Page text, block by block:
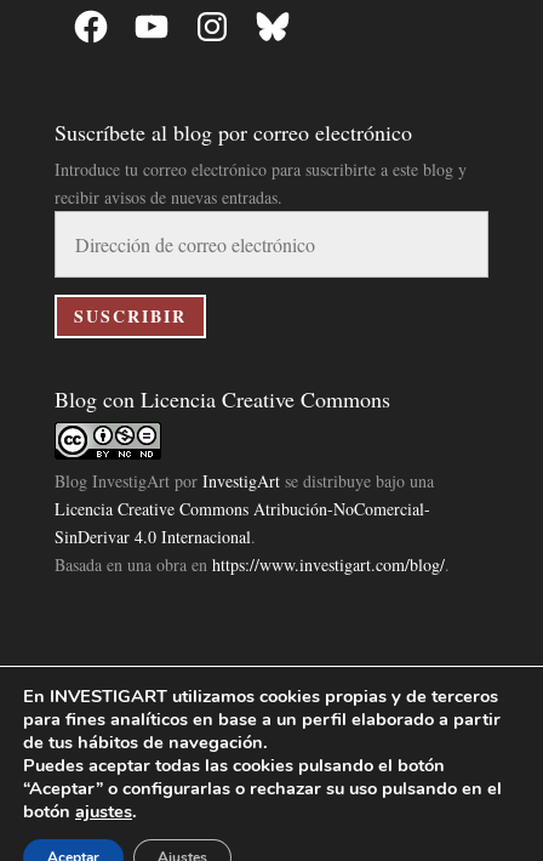
Facebook YouTube InstagramBluesky
Suscríbete al blog por correo electrónico
Introduce tu correo electrónico para suscribirte a este blog y
recibir avisos de nuevas entradas.
correo
electrónico
SUSCRIBIR
Blog con Licencia Creative Commons
Blog InvestigArtpor InvestigArtse distribuye bajo una
Licencia Creative Commons Atribución-NoComercial-
SinDerivar 4.0 Internacional.
Basada en una obra en https://www.investigart.com/blog/.
Política de Privacidad|Aviso Legal|Política de Cookies|
Investigart Copyright © 2019. |
En INVESTIGART utilizamos cookies propias y de terceros
para fines analíticos en base a un perfil elaborado a partir
de tus hábitos de navegación.
Puedes aceptar todas las cookies pulsando el botón
“Aceptar” o configurarlas o rechazar su uso pulsando en el
botón ajustes.